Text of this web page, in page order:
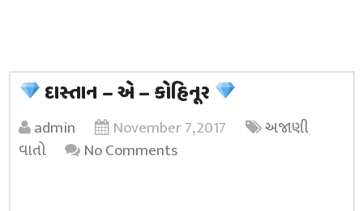
દાસ્તાન – એ – કોહિનૂર
admin November 7, 2017
અજાણી
વાતો
No Comments